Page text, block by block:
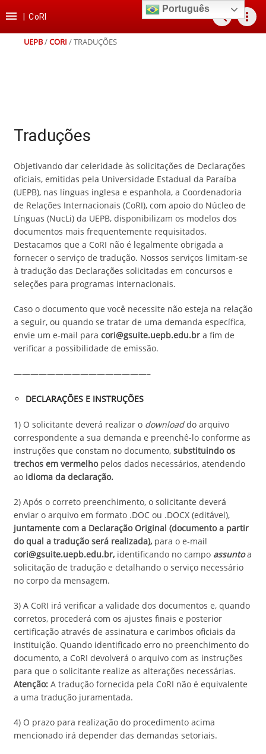
para
conteúdo
para
para
para
rodapé
 |CoRI search more_vert
UEPB/CORI /TRADUÇÕES
Traduções
Objetivando dar celeridade às solicitações de Declarações
oficiais, emitidas pela Universidade Estadual da Paraíba
(UEPB), nas línguas inglesa e espanhola, a Coordenadoria
de Relações Internacionais (CoRI), com apoio do Núcleo de
Línguas (NucLi) da UEPB, disponibilizam os modelos dos
documentos mais frequentemente requisitados.
Destacamos que a CoRI não é legalmente obrigada a
fornecer o serviço de tradução. Nossos serviços limitam-se
à tradução das Declarações solicitadas em concursos e
seleções para programas internacionais.
Caso o documento que você necessite não esteja na relação
a seguir, ou quando se tratar de uma demanda específica,
envie um e-mail para cori@gsuite.uepb.edu.br a fim de
verificar a possibilidade de emissão.
————————————————–
DECLARAÇÕES E INSTRUÇÕES
1) O solicitante deverá realizar o downloaddo arquivo
correspondente a sua demanda e preenchê-lo conforme as
instruções que constam no documento, substituindo os
trechos em vermelhopelos dados necessários, atendendo
ao idioma da declaração.
2) Após o correto preenchimento, o solicitante deverá
enviar o arquivo em formato .DOC ou .DOCX (editável),
juntamente com a Declaração Original (documento a partir
do qual a tradução será realizada), para o e-mail
cori@gsuite.uepb.edu.br, identificando no campo assunto a
solicitação de tradução e detalhando o serviço necessário
no corpo da mensagem.
3) A CoRI irá verificar a validade dos documentos e, quando
corretos, procederá com os ajustes finais e posterior
certificação através de assinatura e carimbos oficiais da
instituição. Quando identificado erro no preenchimento do
documento, a CoRI devolverá o arquivo com as instruções
para que o solicitante realize as alterações necessárias.
Atenção: A tradução fornecida pela CoRI não é equivalente
a uma tradução juramentada.
4) O prazo para realização do procedimento acima
mencionado irá depender das demandas setoriais.
Português